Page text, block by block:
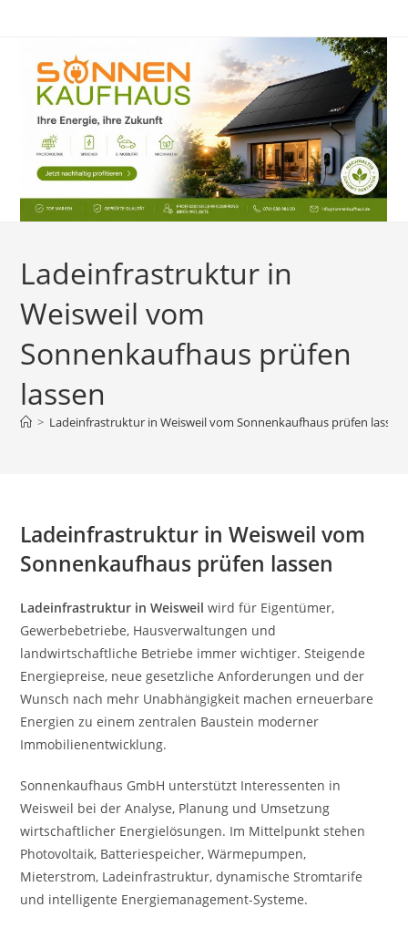
Ladeinfrastruktur in
Weisweil vom
Sonnenkaufhaus prüfen
lassen
> Ladeinfrastruktur in Weisweil vom Sonnenkaufhaus prüfen lassen
Ladeinfrastruktur in Weisweil vom
Sonnenkaufhaus prüfen lassen
Ladeinfrastruktur in Weisweil wird für Eigentümer,
Gewerbebetriebe, Hausverwaltungen und
landwirtschaftliche Betriebe immer wichtiger. Steigende
Energiepreise, neue gesetzliche Anforderungen und der
Wunsch nach mehr Unabhängigkeit machen erneuerbare
Energien zu einem zentralen Baustein moderner
Immobilienentwicklung.
Sonnenkaufhaus GmbH unterstützt Interessenten in
Weisweil bei der Analyse, Planung und Umsetzung
wirtschaftlicher Energielösungen. Im Mittelpunkt stehen
Photovoltaik, Batteriespeicher, Wärmepumpen,
Mieterstrom, Ladeinfrastruktur, dynamische Stromtarife
und intelligente Energiemanagement-Systeme.